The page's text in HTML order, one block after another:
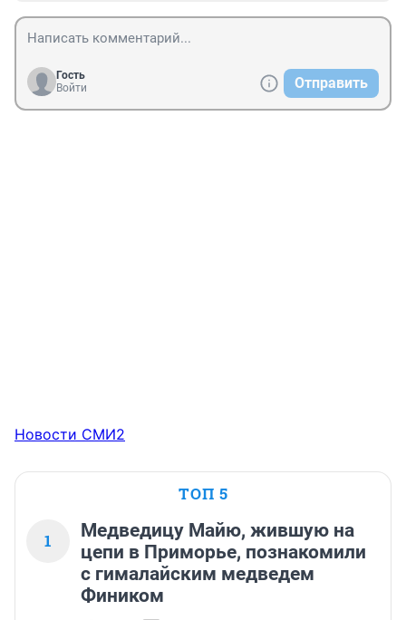
Гость
Войти
Отправить
Новости СМИ2
ТОП 5
1
Медведицу Майю, жившую на
цепи в Приморье, познакомили
с гималайским медведем
Фиником